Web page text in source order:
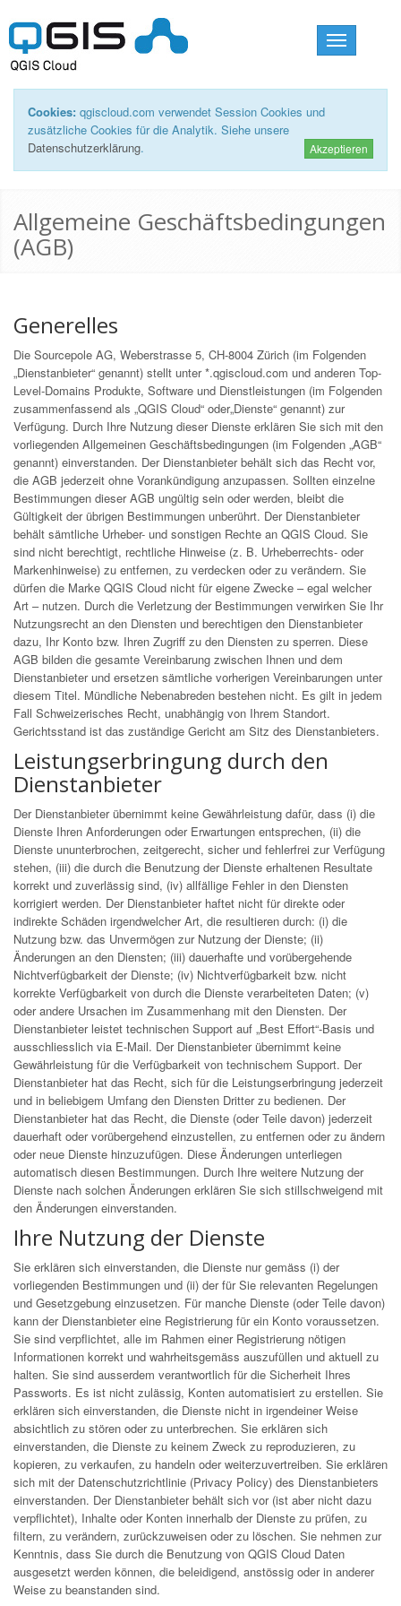
Toggle
navigation
Cookies: qgiscloud.com verwendet Session Cookies und
zusätzliche Cookies für die Analytik. Siehe unsere
Datenschutzerklärung. Akzeptieren
Allgemeine Geschäftsbedingungen
(AGB)
Generelles
Die Sourcepole AG, Weberstrasse 5, CH-8004 Zürich (im Folgenden
„Dienstanbieter“ genannt) stellt unter *.qgiscloud.com und anderen Top-
Level-Domains Produkte, Software und Dienstleistungen (im Folgenden
zusammenfassend als „QGIS Cloud“ oder„Dienste“ genannt) zur
Verfügung. Durch Ihre Nutzung dieser Dienste erklären Sie sich mit den
vorliegenden Allgemeinen Geschäftsbedingungen (im Folgenden „AGB“
genannt) einverstanden. Der Dienstanbieter behält sich das Recht vor,
die AGB jederzeit ohne Vorankündigung anzupassen. Sollten einzelne
Bestimmungen dieser AGB ungültig sein oder werden, bleibt die
Gültigkeit der übrigen Bestimmungen unberührt. Der Dienstanbieter
behält sämtliche Urheber- und sonstigen Rechte an QGIS Cloud. Sie
sind nicht berechtigt, rechtliche Hinweise (z. B. Urheberrechts- oder
Markenhinweise) zu entfernen, zu verdecken oder zu verändern. Sie
dürfen die Marke QGIS Cloud nicht für eigene Zwecke – egal welcher
Art – nutzen. Durch die Verletzung der Bestimmungen verwirken Sie Ihr
Nutzungsrecht an den Diensten und berechtigen den Dienstanbieter
dazu, Ihr Konto bzw. Ihren Zugriff zu den Diensten zu sperren. Diese
AGB bilden die gesamte Vereinbarung zwischen Ihnen und dem
Dienstanbieter und ersetzen sämtliche vorherigen Vereinbarungen unter
diesem Titel. Mündliche Nebenabreden bestehen nicht. Es gilt in jedem
Fall Schweizerisches Recht, unabhängig von Ihrem Standort.
Gerichtsstand ist das zuständige Gericht am Sitz des Dienstanbieters.
Leistungserbringung durch den
Dienstanbieter
Der Dienstanbieter übernimmt keine Gewährleistung dafür, dass (i) die
Dienste Ihren Anforderungen oder Erwartungen entsprechen, (ii) die
Dienste ununterbrochen, zeitgerecht, sicher und fehlerfrei zur Verfügung
stehen, (iii) die durch die Benutzung der Dienste erhaltenen Resultate
korrekt und zuverlässig sind, (iv) allfällige Fehler in den Diensten
korrigiert werden. Der Dienstanbieter haftet nicht für direkte oder
indirekte Schäden irgendwelcher Art, die resultieren durch: (i) die
Nutzung bzw. das Unvermögen zur Nutzung der Dienste; (ii)
Änderungen an den Diensten; (iii) dauerhafte und vorübergehende
Nichtverfügbarkeit der Dienste; (iv) Nichtverfügbarkeit bzw. nicht
korrekte Verfügbarkeit von durch die Dienste verarbeiteten Daten; (v)
oder andere Ursachen im Zusammenhang mit den Diensten. Der
Dienstanbieter leistet technischen Support auf „Best Effort“-Basis und
ausschliesslich via E-Mail. Der Dienstanbieter übernimmt keine
Gewährleistung für die Verfügbarkeit von technischem Support. Der
Dienstanbieter hat das Recht, sich für die Leistungserbringung jederzeit
und in beliebigem Umfang den Diensten Dritter zu bedienen. Der
Dienstanbieter hat das Recht, die Dienste (oder Teile davon) jederzeit
dauerhaft oder vorübergehend einzustellen, zu entfernen oder zu ändern
oder neue Dienste hinzuzufügen. Diese Änderungen unterliegen
automatisch diesen Bestimmungen. Durch Ihre weitere Nutzung der
Dienste nach solchen Änderungen erklären Sie sich stillschweigend mit
den Änderungen einverstanden.
Ihre Nutzung der Dienste
Sie erklären sich einverstanden, die Dienste nur gemäss (i) der
vorliegenden Bestimmungen und (ii) der für Sie relevanten Regelungen
und Gesetzgebung einzusetzen. Für manche Dienste (oder Teile davon)
kann der Dienstanbieter eine Registrierung für ein Konto voraussetzen.
Sie sind verpflichtet, alle im Rahmen einer Registrierung nötigen
Informationen korrekt und wahrheitsgemäss auszufüllen und aktuell zu
halten. Sie sind ausserdem verantwortlich für die Sicherheit Ihres
Passworts. Es ist nicht zulässig, Konten automatisiert zu erstellen. Sie
erklären sich einverstanden, die Dienste nicht in irgendeiner Weise
absichtlich zu stören oder zu unterbrechen. Sie erklären sich
einverstanden, die Dienste zu keinem Zweck zu reproduzieren, zu
kopieren, zu verkaufen, zu handeln oder weiterzuvertreiben. Sie erklären
sich mit der Datenschutzrichtlinie (Privacy Policy) des Dienstanbieters
einverstanden. Der Dienstanbieter behält sich vor (ist aber nicht dazu
verpflichtet), Inhalte oder Konten innerhalb der Dienste zu prüfen, zu
filtern, zu verändern, zurückzuweisen oder zu löschen. Sie nehmen zur
Kenntnis, dass Sie durch die Benutzung von QGIS Cloud Daten
ausgesetzt werden können, die beleidigend, anstössig oder in anderer
Weise zu beanstanden sind.